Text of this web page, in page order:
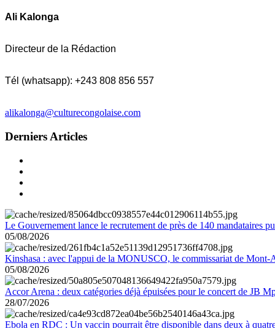
Ali Kalonga
Directeur de la Rédaction
Tél (whatsapp): +243 808 856 557
alikalonga@culturecongolaise.com
Derniers Articles
Le Gouvernement lance le recrutement de près de 140 mandataires
05/08/2026
Kinshasa : avec l'appui de la MONUSCO, le commissariat de Mont-
05/08/2026
Accor Arena : deux catégories déjà épuisées pour le concert de JB
28/07/2026
Ebola en RDC : Un vaccin pourrait être disponible dans deux à